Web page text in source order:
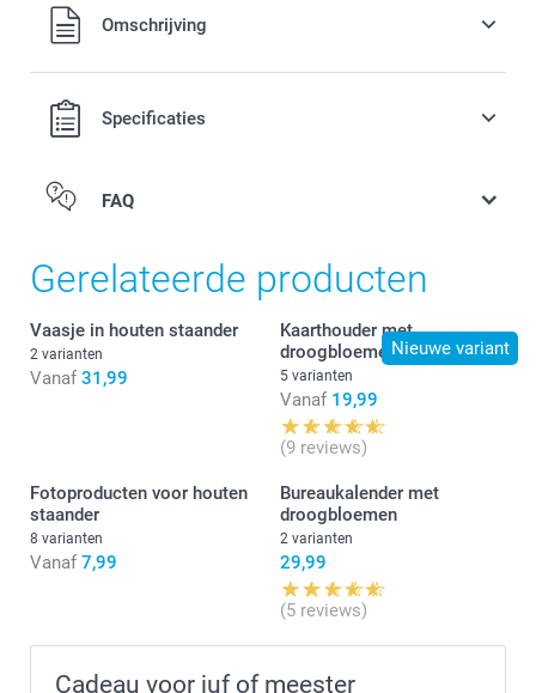
Alle prijzen zijn in EURO (€) inclusief BTW en exclusief
verzendkosten.Omschrijving
Specificaties
FAQ
Gerelateerde producten
Vaasje in houten staander
2 varianten
Vanaf 31,99
Nieuwe variant
Kaarthouder met
droogbloemen
5 varianten
Vanaf 19,99
(9 reviews)
Fotoproducten voor houten
staander
8 varianten
Vanaf 7,99
Bureaukalender met
droogbloemen
2 varianten
29,99
(5 reviews)
Cadeau voor juf of meester